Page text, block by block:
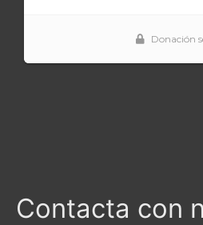
Contacta con